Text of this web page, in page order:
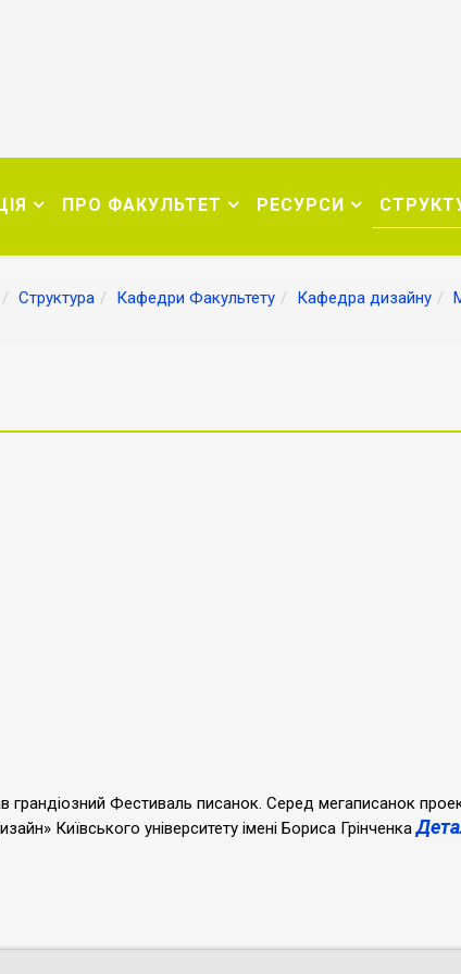
ПРО ФАКУЛЬТЕТ РЕСУРСИ
Структура Кафедри Факультету Кафедра дизайну
грандіозний Фестиваль писанок. Серед мегаписанок
Київського університету імені Бориса Грінченка